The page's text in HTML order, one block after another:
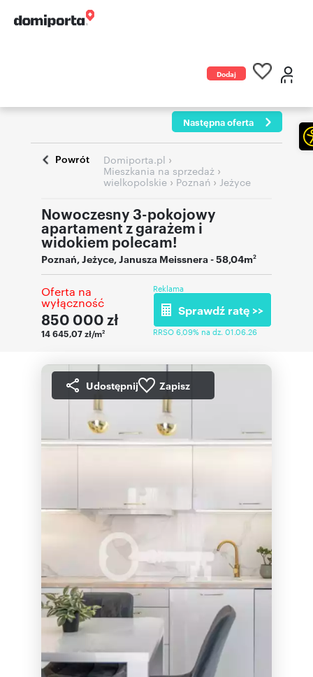
Dodaj
Następna oferta
Powrót Domiporta.pl ›
Mieszkania na sprzedaż ›
wielkopolskie › Poznań › Jeżyce
Nowoczesny 3-pokojowy
apartament z garażem i
widokiem polecam!
Poznań,Jeżyce,Janusza Meissnera- 58,04m2
Oferta na
wyłączność
850 000 zł
14 645,07 zł/m2
Reklama
Sprawdź ratę >>
RRSO 6,09% na dz. 01.06.26
Udostępnij Zapisz